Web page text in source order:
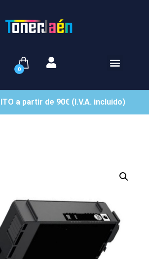
0
a partir de 90€ (I.V.A. incluido)